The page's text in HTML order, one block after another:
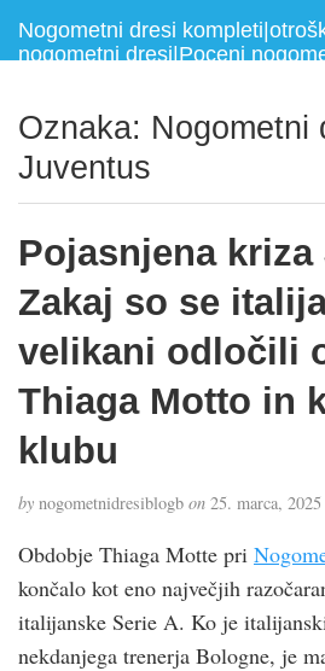
Nogometni dresi
nogometni dresi|Poceni
Oznaka: Nogometni
Juventus
Pojasnjena
Zakaj so se
velikani odločili
Thiaga Motto in
klubu
by nogometnidresiblogb on 25. marca, 2025
Obdobje Thiaga Motte pri
končalo kot eno največjih
italijanske Serie A. Ko je
nekdanjega trenerja Bologne, je